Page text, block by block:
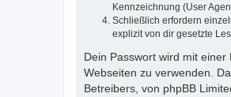
Kennzeichnung (User
Schließlich erfordern
explizit von dir gesetzte
Dein Passwort wird mit
Webseiten zu verwenden.
Betreibers, von phpBB